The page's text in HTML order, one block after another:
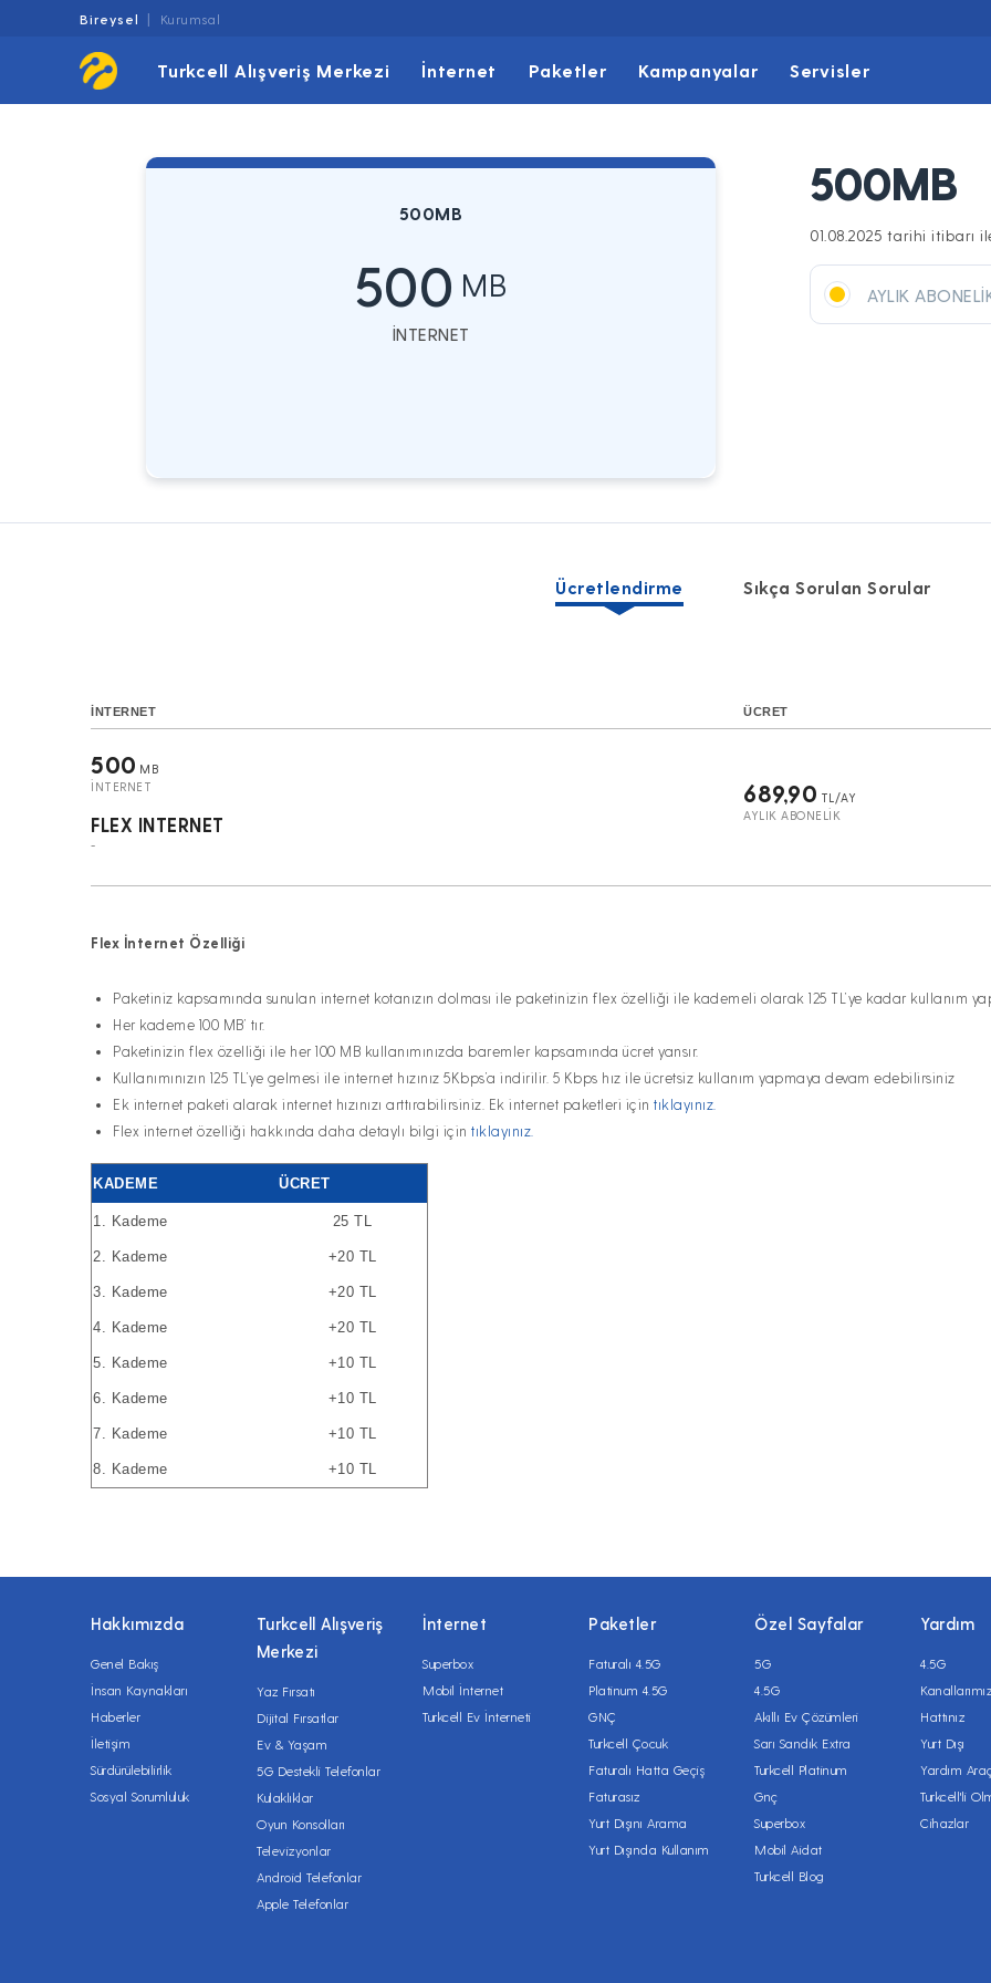
Bireysel Kurumsal
Turkcell Alışveriş Merkezi İnternet Paketler Kampanyalar Servisler
500MB
01.08.2025 tarihi itibarı
AYLIK
500MB
500 MB
İNTERNET
Ücretlendirme Sıkça Sorulan Sorular
İNTERNET ÜCRET
500 MB
İNTERNET
FLEX INTERNET
-
689,90 TL/AY
AYLIK ABONELİK
Flex İnternet Özelliği
Paketiniz kapsamında sunulan internet kotanızın dolması ile paketinizin flex özelliği ile kademeli olarak 125 TL’ye kadar kullanım
Her kademe 100 MB’ tır.
Paketinizin flex özelliği ile her 100 MB kullanımınızda baremler kapsamında ücret yansır.
Kullanımınızın 125 TL’ye gelmesi ile internet hızınız 5Kbps’a indirilir. 5 Kbps hız ile ücretsiz kullanım yapmaya devam edebilirsiniz
Ek internet paketi alarak internet hızınızı arttırabilirsiniz. Ek internet paketleri için tıklayınız.
Flex internet özelliği hakkında daha detaylı bilgi için tıklayınız.
KADEME ÜCRET
1. Kademe 25 TL
2. Kademe +20 TL
3. Kademe +20 TL
4. Kademe +20 TL
5. Kademe +10 TL
6. Kademe +10 TL
7. Kademe +10 TL
8. Kademe +10 TL
Hakkımızda
Genel Bakış
İnsan Kaynakları
Haberler
İletişim
Sürdürülebilirlik
Sosyal Sorumluluk
Turkcell Alışveriş
Merkezi
Yaz Fırsatı
Dijital Fırsatlar
Ev & Yaşam
5G Destekli Telefonlar
Kulaklıklar
Oyun Konsolları
Televizyonlar
Android Telefonlar
Apple Telefonlar
İnternet
Superbox
Mobil İnternet
Turkcell Ev İnterneti
Paketler
Faturalı 4.5G
Platinum 4.5G
GNÇ
Turkcell Çocuk
Faturalı Hatta Geçiş
Faturasız
Yurt Dışını Arama
Yurt Dışında Kullanım
Özel Sayfalar
5G
4.5G
Akıllı Ev Çözümleri
Sarı Sandık Extra
Turkcell Platinum
Gnç
Superbox
Mobil Aidat
Turkcell Blog
Yardım
4.5G
Kanallarımız
Hattınız
Yurt Dışı
Yardım
Turkcell'li
Cihazlar